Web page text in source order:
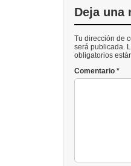
Deja una
Tu dirección de
será publicada.
obligatorios
Comentario *